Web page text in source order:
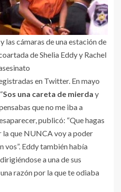
las cámaras de una estación de
de Shelia Eddy y Rachel
en Twitter. En mayo
Sos una careta de mierda y
que no me iba a
publicó: “Que hagas
la que NUNCA voy a poder
Eddy también había
a una de sus
razón por la que te odiaba